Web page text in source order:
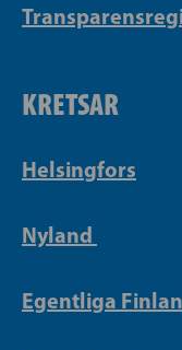
KRETSAR
Helsingfors
Nyland
Egentliga